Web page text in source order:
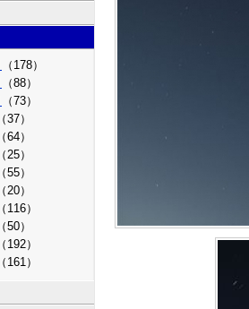
（178）
（88）
（73）
（37）
（64）
（25）
（55）
（20）
（116）
（50）
（192）
（161）